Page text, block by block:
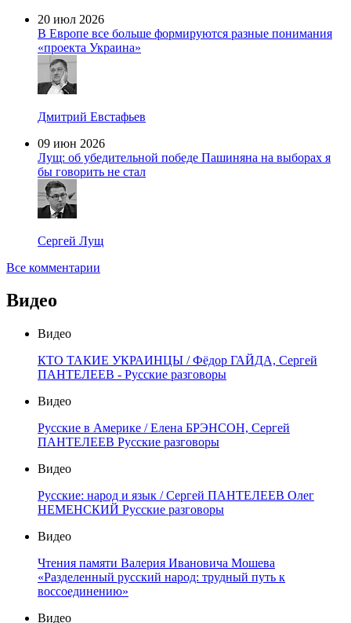
20 июл 2026
В Европе все больше формируются разные понимания
«проекта Украина»
Дмитрий Евстафьев
09 июн 2026
Лущ: об убедительной победе Пашиняна на выборах я
бы говорить не стал
Сергей Лущ
Все комментарии
Видео
Видео
КТО ТАКИЕ УКРАИНЦЫ / Фёдор ГАЙДА, Сергей
ПАНТЕЛЕЕВ - Русские разговоры
Видео
Русские в Америке / Елена БРЭНСОН, Сергей
ПАНТЕЛЕЕВ Русские разговоры
Видео
Русские: народ и язык / Сергей ПАНТЕЛЕЕВ Олег
НЕМЕНСКИЙ Русские разговоры
Видео
Чтения памяти Валерия Ивановича Мошева
«Разделенный русский народ: трудный путь к
воссоединению»
Видео